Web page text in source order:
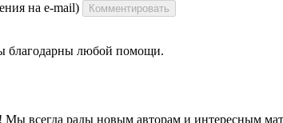
на e-mail)
Комментировать
благодарны любой помощи.
Мы всегда рады новым авторам и интересным